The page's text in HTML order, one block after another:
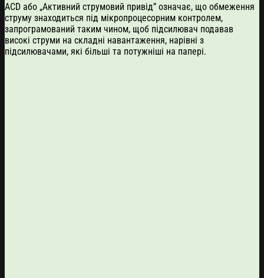
ACD або „Активний струмовий привід” означає, що обмеження
струму знаходиться під мікропроцесорним контролем,
запрограмований таким чином, щоб підсилювач подавав
високі струми на складні навантаження, нарівні з
підсилювачами, які більші та потужніші на папері.